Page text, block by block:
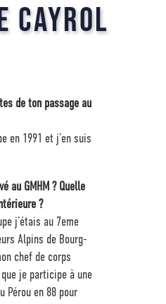
Cayrol
de ton passage au
en 1991 et j’en suis
au GMHM ? Quelle
?
j’étais au 7eme
Alpins de Bourg-
chef de corps
je participe à une
Pérou en 88 pour